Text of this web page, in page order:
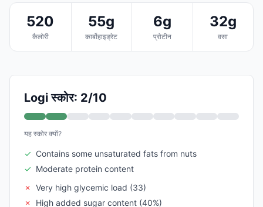
520
कैलोरी
55g
कार्बोहाइड्रेट
6g
प्रोटीन
32g
वसा
Logi स्कोर: 2/10
यह स्कोर क्यों?
✓ Contains some unsaturated fats from nuts
✓ Moderate protein content
✗ Very high glycemic load (33)
✗
High added sugar content (40%)